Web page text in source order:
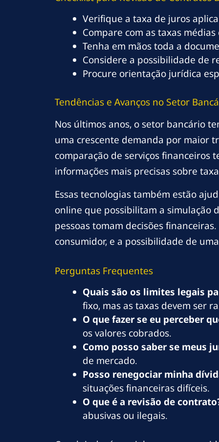
Verifique a taxa de juros
Compare com as taxas
Tenha em mãos toda a
Considere a possibilidade de
Procure orientação jurídica
Tendências e Avanços no Setor
Nos últimos anos, o setor bancário
uma crescente demanda por maior
comparação de serviços financeiros
informações mais precisas sobre
Essas tecnologias também estão
online que possibilitam a simulação
pessoas tomam decisões
consumidor, e a possibilidade de
Perguntas Frequentes
Quais são os limites legais
fixo, mas as taxas devem ser
O que fazer se eu perceber
os valores cobrados.
Como posso saber se meus
de mercado.
Posso renegociar minha
situações financeiras difíceis.
O que é a revisão de
abusivas ou ilegais.